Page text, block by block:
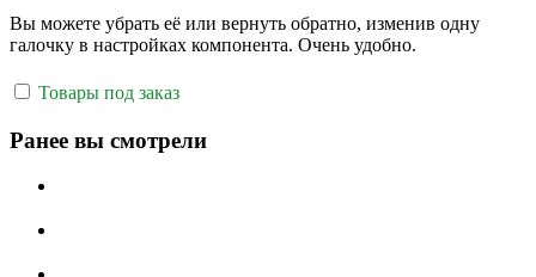
Вы можете убрать её или вернуть обратно, изменив одну
галочку в настройках компонента. Очень удобно.
Товары под заказ
Ранее вы смотрели